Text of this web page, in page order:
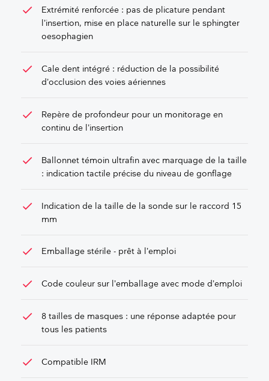
check
Extrémité renforcée : pas de plicature pendant
l’insertion, mise en place naturelle sur le sphingter
oesophagien
check
Cale dent intégré : réduction de la possibilité
d’occlusion des voies aériennes
check
Repère de profondeur pour un monitorage en
continu de l’insertion
check
Ballonnet témoin ultrafin avec marquage de la taille
: indication tactile précise du niveau de gonflage
check
Indication de la taille de la sonde sur le raccord 15
mm
check Emballage stérile - prêt à l’emploi
check Code couleur sur l’emballage avec mode d’emploi
check
8 tailles de masques : une réponse adaptée pour
tous les patients
check Compatible IRM